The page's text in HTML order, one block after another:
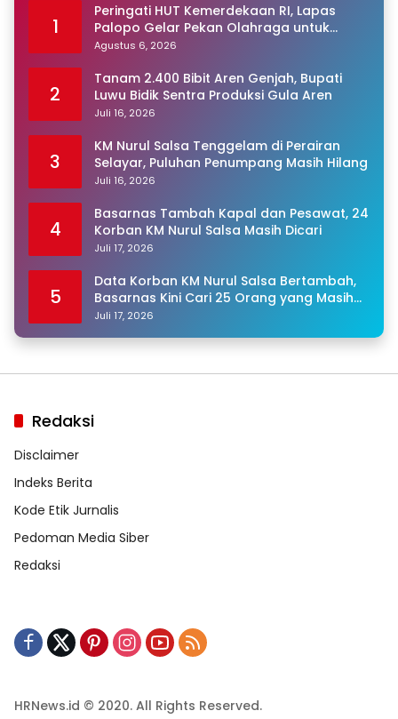
1
Peringati HUT Kemerdekaan RI, Lapas
Palopo Gelar Pekan Olahraga untuk
Warga Binaan
Agustus 6, 2026
2
Tanam 2.400 Bibit Aren Genjah, Bupati
Luwu Bidik Sentra Produksi Gula Aren
Juli 16, 2026
3
KM Nurul Salsa Tenggelam di Perairan
Selayar, Puluhan Penumpang Masih Hilang
Juli 16, 2026
4
Basarnas Tambah Kapal dan Pesawat, 24
Korban KM Nurul Salsa Masih Dicari
Juli 17, 2026
5
Data Korban KM Nurul Salsa Bertambah,
Basarnas Kini Cari 25 Orang yang Masih
Hilang
Juli 17, 2026
Redaksi
Disclaimer
Indeks Berita
Kode Etik Jurnalis
Pedoman Media Siber
Redaksi
HRNews.id © 2020. All Rights Reserved.